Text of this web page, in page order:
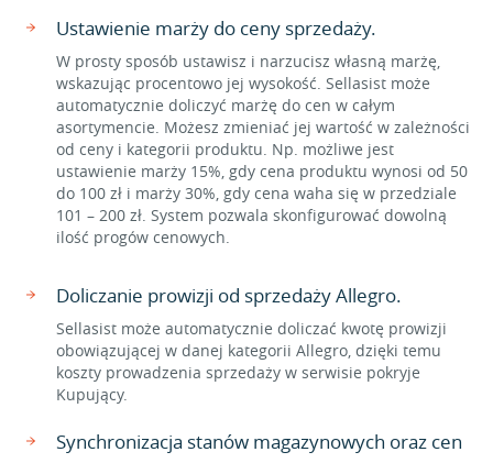
Ustawienie marży do ceny sprzedaży.
W prosty sposób ustawisz i narzucisz własną marżę,
wskazując procentowo jej wysokość. Sellasist może
automatycznie doliczyć marżę do cen w całym
asortymencie. Możesz zmieniać jej wartość w zależności
od ceny i kategorii produktu. Np. możliwe jest
ustawienie marży 15%, gdy cena produktu wynosi od 50
do 100 zł i marży 30%, gdy cena waha się w przedziale
101 – 200 zł. System pozwala skonfigurować dowolną
ilość progów cenowych.
Doliczanie prowizji od sprzedaży Allegro.
Sellasist może automatycznie doliczać kwotę prowizji
obowiązującej w danej kategorii Allegro, dzięki temu
koszty prowadzenia sprzedaży w serwisie pokryje
Kupujący.
Synchronizacja stanów magazynowych oraz cen